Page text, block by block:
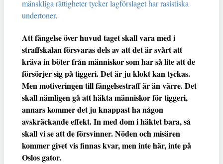
mänskliga rättigheter tycker lagförslaget har rasistiska
undertoner.
Att fängelse över huvud taget skall vara med i
straffskalan försvaras dels av att det är svårt att
kräva in böter från människor som har så lite att de
försörjer sig på tiggeri. Det är ju klokt kan tyckas.
Men motiveringen till fängelsestraff är än värre. Det
skall nämligen gå att häkta människor för tiggeri,
annars kommer det ju knappast ha någon
avskräckande effekt. In med dom i häktet bara, så
skall vi se att de försvinner. Nöden och misären
kommer givet vis finnas kvar, men inte här, inte på
Oslos gator.